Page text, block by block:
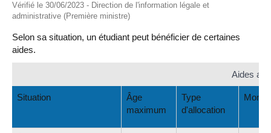
Vérifié le 30/06/2023 - Direction de l'information légale et
administrative (Première ministre)
Selon sa situation, un étudiant peut bénéficier de certaines
aides.
Aides
Situation
Âge
maximum
Type
d'allocation